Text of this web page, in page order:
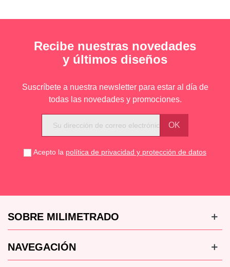
Recibe nuestras novedades
y últimos diseños
Suscríbete a nuestra newsletter para estar al día de
todas las novedades y promociones.
Acepto la política de privacidad y protección de datos
SOBRE MILIMETRADO
NAVEGACIÓN